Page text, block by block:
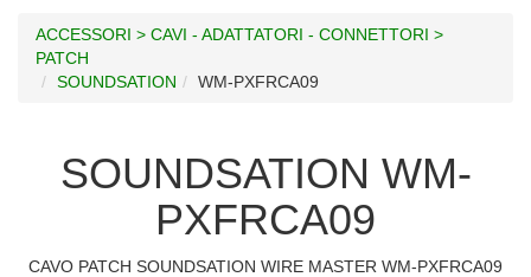
ACCESSORI > CAVI - ADATTATORI - CONNETTORI >
PATCH
SOUNDSATION
WM-PXFRCA09
SOUNDSATION WM-
PXFRCA09
CAVO PATCH SOUNDSATION WIRE MASTER WM-PXFRCA09